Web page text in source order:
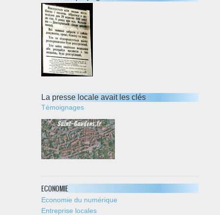
La presse locale avait les clés
Témoignages
ECONOMIE
Economie du numérique
Entreprise locales